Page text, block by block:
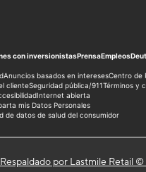
Respaldado por Lastmile Retail